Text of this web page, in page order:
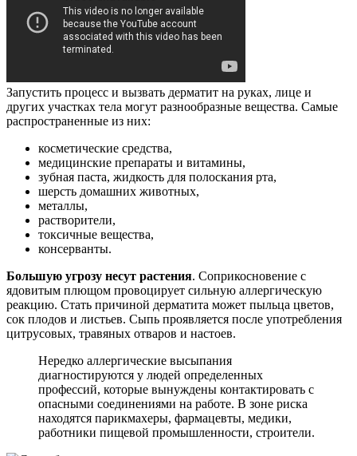
Запустить процесс и вызвать дерматит на руках, лице и
других участках тела могут разнообразные вещества. Самые
распространенные из них:
косметические средства,
медицинские препараты и витамины,
зубная паста, жидкость для полоскания рта,
шерсть домашних животных,
металлы,
растворители,
токсичные вещества,
консерванты.
Большую угрозу несут растения. Соприкосновение с
ядовитым плющом провоцирует сильную аллергическую
реакцию. Стать причиной дерматита может пыльца цветов,
сок плодов и листьев. Сыпь проявляется после употребления
цитрусовых, травяных отваров и настоев.
Нередко аллергические высыпания
диагностируются у людей определенных
профессий, которые вынуждены контактировать с
опасными соединениями на работе. В зоне риска
находятся парикмахеры, фармацевты, медики,
работники пищевой промышленности, строители.